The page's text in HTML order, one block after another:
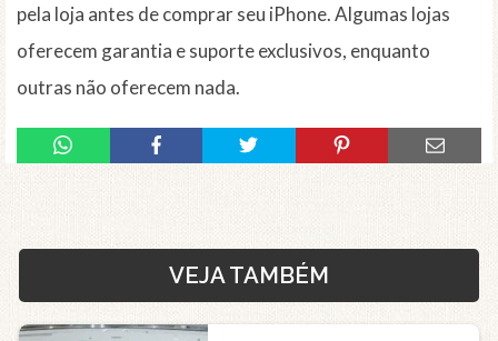
pela loja antes de comprar seu iPhone. Algumas lojas
oferecem garantia e suporte exclusivos, enquanto
outras não oferecem nada.
VEJA TAMBÉM